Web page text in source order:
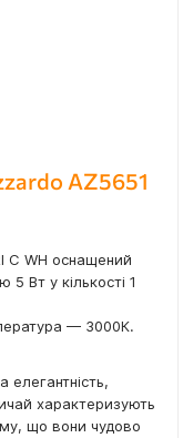
AZ5651
C WH оснащений
Вт у кількості 1
— 3000К.
елегантність,
характеризують
що вони чудово